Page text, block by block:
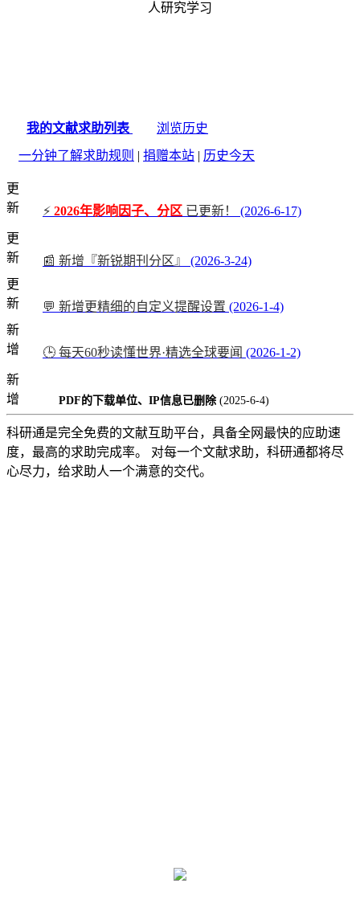
人研究学习
我的文献求助列表
浏览历史
一分钟了解求助规则 | 捐赠本站 | 历史今天
更
新
⚡ 2026年影响因子、分区 已更新！
(2026-6-17)
更
新
📰 新增『新锐期刊分区』
(2026-3-24)
更
新
💬 新增更精细的自定义提醒设置 (2026-1-4)
新
增
🕒 每天60秒读懂世界·精选全球要闻 (2026-1-2)
新
增
PDF的下载单位、IP信息已删除 (2025-6-4)
科研通是完全免费的文献互助平台，具备全网最快的应助速
度，最高的求助完成率。 对每一个文献求助，科研通都将尽
心尽力，给求助人一个满意的交代。